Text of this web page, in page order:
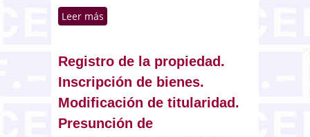
Leer más
deben constar inscritos, a favor
de los demandados
Registro de la propiedad.
Inscripción de bienes.
Modificación de titularidad.
Presunción de